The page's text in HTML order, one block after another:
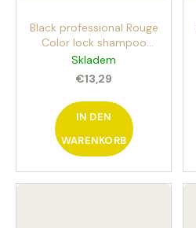
Black professional Rouge
Color lock shampoo
300ml shampoo für
coloriertes Haar
Skladem
€13,29
IN DEN
WARENKORB